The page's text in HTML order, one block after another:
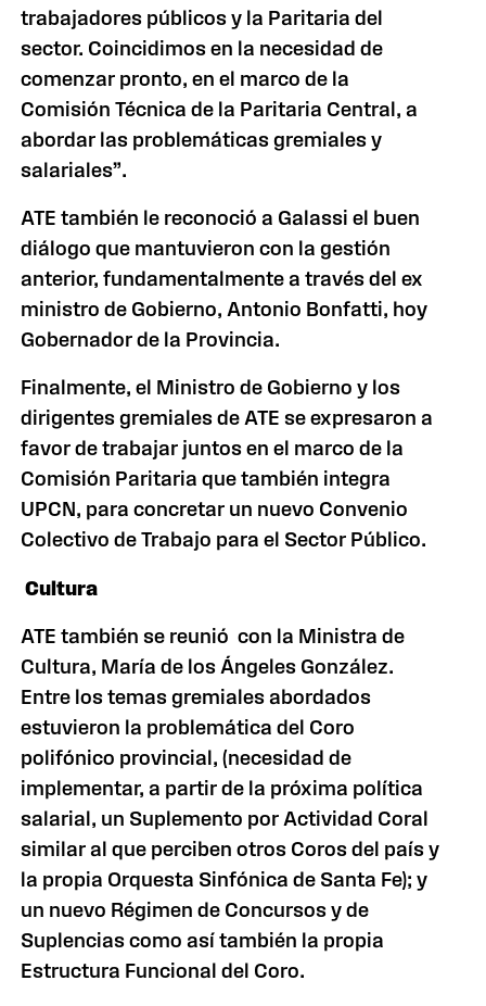
trabajadores públicos y la Paritaria del
sector. Coincidimos en la necesidad de
comenzar pronto, en el marco de la
Comisión Técnica de la Paritaria Central, a
abordar las problemáticas gremiales y
salariales”.
ATE también le reconoció a Galassi el buen
diálogo que mantuvieron con la gestión
anterior, fundamentalmente a través del ex
ministro de Gobierno, Antonio Bonfatti, hoy
Gobernador de la Provincia.
Finalmente, el Ministro de Gobierno y los
dirigentes gremiales de ATE se expresaron a
favor de trabajar juntos en el marco de la
Comisión Paritaria que también integra
UPCN, para concretar un nuevo Convenio
Colectivo de Trabajo para el Sector Público.
Cultura
ATE también se reunió con la Ministra de
Cultura, María de los Ángeles González.
Entre los temas gremiales abordados
estuvieron la problemática del Coro
polifónico provincial, (necesidad de
implementar, a partir de la próxima política
salarial, un Suplemento por Actividad Coral
similar al que perciben otros Coros del país y
la propia Orquesta Sinfónica de Santa Fe); y
un nuevo Régimen de Concursos y de
Suplencias como así también la propia
Estructura Funcional del Coro.